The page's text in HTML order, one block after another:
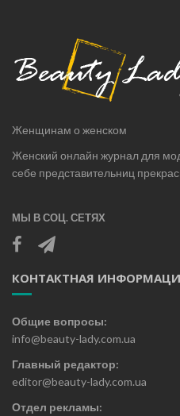
Женщинам о женском
Женский онлайн журнал для
себе представительниц
МЫ В СОЦ. СЕТЯХ
КОНТАКТНАЯ
Общие вопросы:
info@beauty-lady.com.ua
Главный редактор:
editor@beauty-lady.com.ua
Отдел рекламы: